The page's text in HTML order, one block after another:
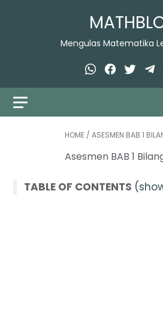
Mengulas Matematika
HOME / ASESMEN BAB 1
Asesmen BAB 1
TABLE OF CONTENTS